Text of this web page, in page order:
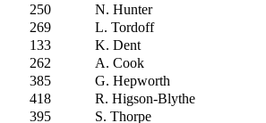
250
N. Hunter
269
L. Tordoff
133
K. Dent
262
A. Cook
385
G. Hepworth
418
R. Higson-Blythe
395
S. Thorpe